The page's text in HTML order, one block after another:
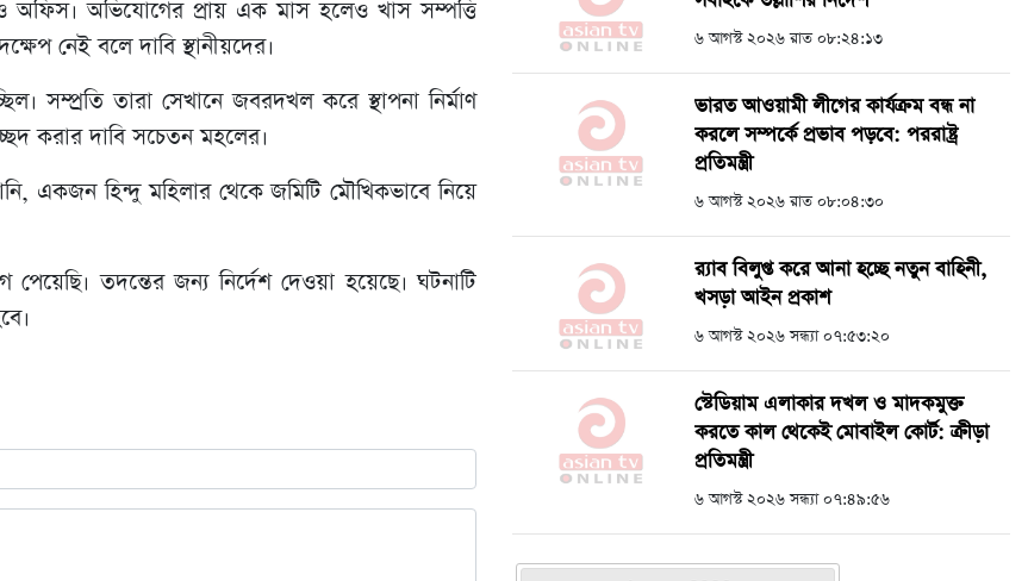
অফিস। অভিযোগের প্রায় এক মাস হলেও খাস সম্পত্তি
নেই বলে দাবি স্থানীয়দের।
সম্প্রতি তারা সেখানে জবরদখল করে স্থাপনা নির্মাণ
করার দাবি সচেতন মহলের।
একজন হিন্দু মহিলার থেকে জমিটি মৌখিকভাবে নিয়ে
তদন্তের জন্য নির্দেশ দেওয়া হয়েছে। ঘটনাটি
৬ আগস্ট ২০২৬ রাত ০৮:২৪:১৩
ভারত আওয়ামী লীগের কার্যক্রম বন্ধ না
করলে সম্পর্কে প্রভাব পড়বে: পররাষ্ট্র
প্রতিমন্ত্রী
৬ আগস্ট ২০২৬ রাত ০৮:০৪:৩০
র‍্যাব বিলুপ্ত করে আনা হচ্ছে নতুন বাহিনী,
খসড়া আইন প্রকাশ
৬ আগস্ট ২০২৬ সন্ধ্যা ০৭:৫৩:২০
স্টেডিয়াম এলাকার দখল ও মাদকমুক্ত
করতে কাল থেকেই মোবাইল কোর্ট: ক্রীড়া
প্রতিমন্ত্রী
৬ আগস্ট ২০২৬ সন্ধ্যা ০৭:৪৯:৫৬